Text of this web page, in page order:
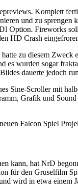
Komplett
und zu
Fireworks
HD Crash
zu diesem
wurden sogar
dauerte jedoch
Scroller mit
Grafik und
Falcon Spiel
kann, hat NrD
für den Gruselfilm
wird in etwa